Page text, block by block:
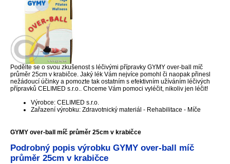
Podělte se o svou zkušenost s léčivými přípravky GYMY over-ball míč
průměr 25cm v krabičce. Jaký lék Vám nejvíce pomohl či naopak přinesl
nežádoucí účinky a pomozte tak ostatním s efektivním užíváním léčivých
přípravků CELIMED s.r.o.. Chceme Vám pomoci vyléčit, nikoliv jen léčit!
Výrobce: CELIMED s.r.o.
Zařazení výrobku: Zdravotnický materiál - Rehabilitace - Míče
GYMY over-ball míč průměr 25cm v krabičce
Podrobný popis výrobku GYMY over-ball míč
průměr 25cm v krabičce